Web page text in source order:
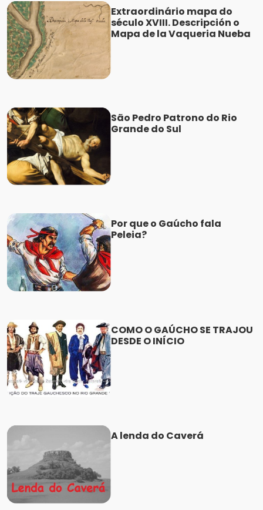
Extraordinário mapa do
século XVIII. Descripción o
Mapa de la Vaqueria Nueba
São Pedro Patrono do Rio
Grande do Sul
Por que o Gaúcho fala
Peleia?
COMO O GAÚCHO SE TRAJOU
DESDE O INÍCIO
A lenda do Caverá